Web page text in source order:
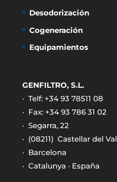
Desodorización
Cogeneración
Equipamientos
GENFILTRO, S.L.
· Telf: +34 93 78511 08
· Fax: +34 93 786 31 02
· Segarra, 22
· (08211) Castellar del
· Barcelona
· Catalunya · España